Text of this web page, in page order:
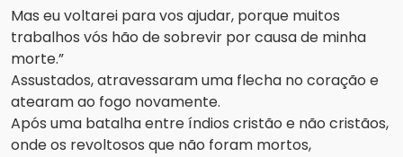
Mas eu voltarei para vos ajudar, porque muitos
trabalhos vós hão de sobrevir por causa de minha
morte.”
Assustados, atravessaram uma flecha no coração e
atearam ao fogo novamente.
Após uma batalha entre índios cristão e não cristãos,
onde os revoltosos que não foram mortos,